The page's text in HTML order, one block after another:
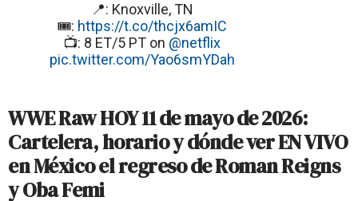
📍: Knoxville, TN
🎟️: https://t.co/thcjx6amIC
📺: 8 ET/5 PT on @netflix
pic.twitter.com/Yao6smYDah
WWE Raw HOY 11 de mayo de 2026:
Cartelera, horario y dónde ver EN VIVO
en México el regreso de Roman Reigns
y Oba Femi